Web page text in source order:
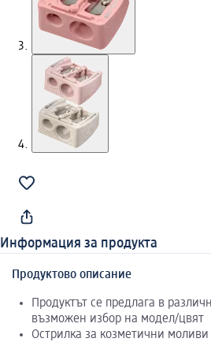
Информация за продукта
Продуктово описание
Продуктът се предлага в
възможен избор на модел/цвят
Острилка за козметични моливи